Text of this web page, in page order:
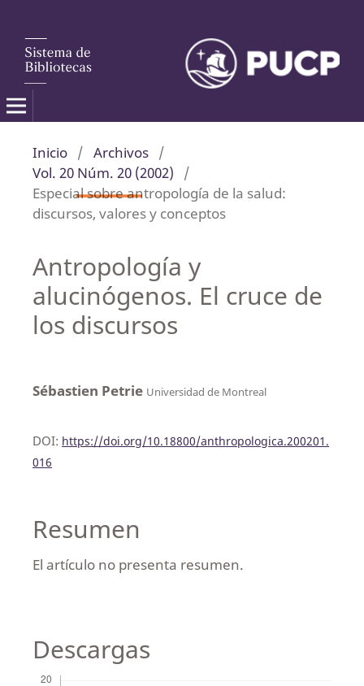
Inicio / Archivos /
Vol. 20 Núm. 20 (2002)
/
Especial sobre antropología de la salud:
discursos, valores y conceptos
Antropología y
alucinógenos. El cruce de
los discursos
Sébastien Petrie Universidad de Montreal
DOI: https://doi.org/10.18800/anthropologica.200201.
016
Resumen
El artículo no presenta resumen.
Descargas